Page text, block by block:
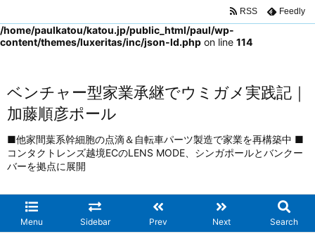
/home/paulkatou/katou.jp/public_html/paul/wp-
content/themes/luxeritas/inc/json-ld.php on line 114
ベンチャー型家業承継でウミガメ実践記｜
加藤順彦ポール
■他家間葉系幹細胞の点滴＆自転車パーツ製造で家業を再構築中 ■
コンタクトレンズ越境ECのLENS MODE、シンガポールとバンクー
バーを拠点に展開
Menu Sidebar Prev Next Search
RSS Feedly